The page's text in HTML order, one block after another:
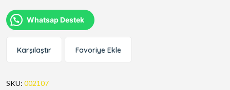
Whatsap Destek
Karşılaştır Favoriye Ekle
SKU: 002107